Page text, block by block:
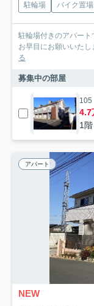
駐輪場 バイク置場
駐輪場付きのアパー
お早目にお願いいた
る
募集中の部屋
105
4.7
1
アパート
NEW